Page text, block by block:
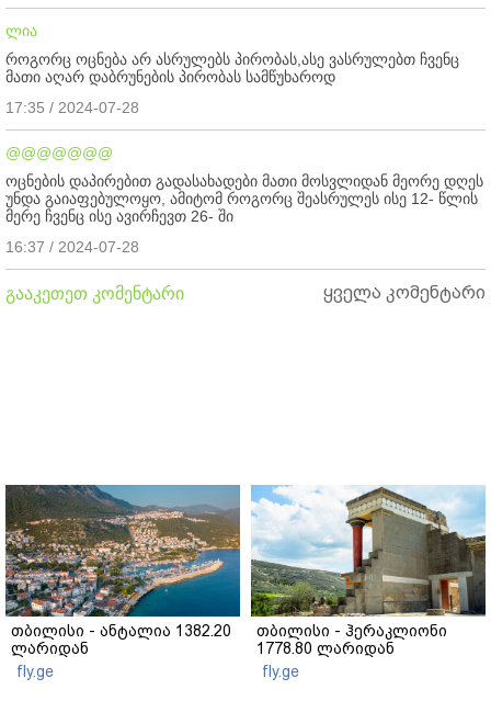
ლია
როგორც ოცნება არ ასრულებს პირობას,ასე ვასრულებთ ჩვენც
მათი აღარ დაბრუნების პირობას სამწუხაროდ
17:35 / 2024-07-28
@@@@@@@
ოცნების დაპირებით გადასახადები მათი მოსვლიდან მეორე დღეს
უნდა გაიაფებულოყო, ამიტომ როგორც შეასრულეს ისე 12- წლის
მერე ჩვენც ისე ავირჩევთ 26- ში
16:37 / 2024-07-28
გააკეთეთ კომენტარი ყველა კომენტარი
თბილისი - ანტალია 1382.20
ლარიდან
fly.ge
თბილისი - ჰერაკლიონი
1778.80 ლარიდან
fly.ge